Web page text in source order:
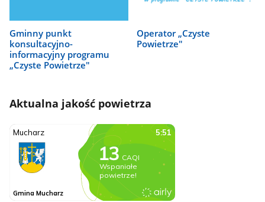
Gminny punkt
konsultacyjno-
informacyjny programu
„Czyste Powietrze"
Operator „Czyste
Powietrze"
Aktualna jakość powietrza